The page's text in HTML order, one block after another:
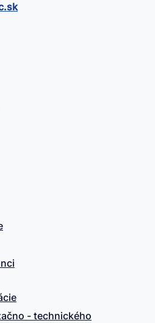
- technického